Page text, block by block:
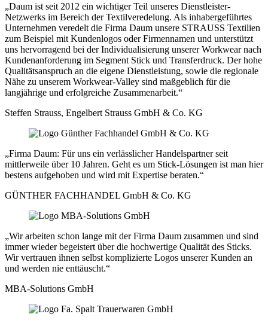
„Daum ist seit 2012 ein wichtiger Teil unseres Dienstleister-
Netzwerks im Bereich der Textilveredelung. Als inhabergeführtes
Unternehmen veredelt die Firma Daum unsere STRAUSS Textilien
zum Beispiel mit Kundenlogos oder Firmennamen und unterstützt
uns hervorragend bei der Individualisierung unserer Workwear nach
Kundenanforderung im Segment Stick und Transferdruck. Der hohe
Qualitätsanspruch an die eigene Dienstleistung, sowie die regionale
Nähe zu unserem Workwear-Valley sind maßgeblich für die
langjährige und erfolgreiche Zusammenarbeit.“
Steffen Strauss, Engelbert Strauss GmbH & Co. KG
„Firma Daum: Für uns ein verlässlicher Handelspartner seit
mittlerweile über 10 Jahren. Geht es um Stick-Lösungen ist man hier
bestens aufgehoben und wird mit Expertise beraten.“
GÜNTHER FACHHANDEL GmbH & Co. KG
„Wir arbeiten schon lange mit der Firma Daum zusammen und sind
immer wieder begeistert über die hochwertige Qualität des Sticks.
Wir vertrauen ihnen selbst komplizierte Logos unserer Kunden an
und werden nie enttäuscht.“
MBA-Solutions GmbH